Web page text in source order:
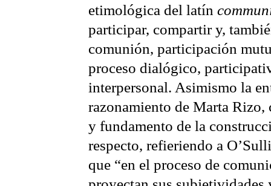
etimológica del latín
participar, compartir y,
comunión, participación
proceso dialógico,
interpersonal. Asimismo la
razonamiento de Marta
y fundamento de la
respecto, refieriendo a
que “en el proceso de